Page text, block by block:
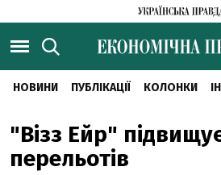
НОВИНИ ПУБЛІКАЦІЇ КОЛОНКИ
"Візз Ейр"
перельотів